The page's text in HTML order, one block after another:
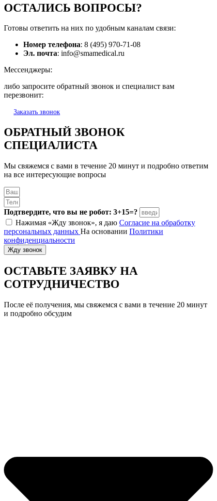
ОСТАЛИСЬ ВОПРОСЫ?
Готовы ответить на них по удобным каналам связи:
Номер телефона: 8 (495) 970-71-08
Эл. почта: info@smamedical.ru
Мессенджеры:
либо запросите обратный звонок и специалист вам
перезвонит:
Заказать звонок
ОБРАТНЫЙ ЗВОНОК
СПЕЦИАЛИСТА
Мы свяжемся с вами в течение 20 минут и подробно ответим
на все интересующие вопросы
Подтвердите, что вы не робот: 3+15=?
Нажимая «Жду звонок», я даю Согласие на обработку
персональных данных На основании Политики
конфиденциальности
Жду звонок
ОСТАВЬТЕ ЗАЯВКУ НА
СОТРУДНИЧЕСТВО
После её получения, мы свяжемся с вами в течение 20 минут
и подробно обсудим